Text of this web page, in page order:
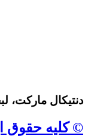
دنتیکال مارکت،
© کلیه حقوق